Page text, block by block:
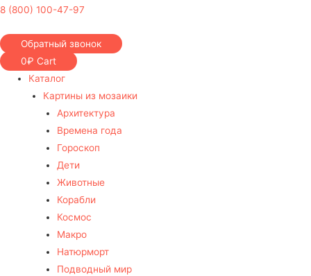
8 (800) 100-47-97
Обратный звонок
0₽ Cart
Каталог
Картины из мозаики
Архитектура
Времена года
Гороскоп
Дети
Животные
Корабли
Космос
Макро
Натюрморт
Подводный мир